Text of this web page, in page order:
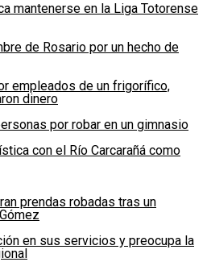
mantenerse en la Liga Totorense
de Rosario por un hecho de
empleados de un frigorífico,
dinero
por robar en un gimnasio
con el Río Carcarañá como
prendas robadas tras un
en sus servicios y preocupa la